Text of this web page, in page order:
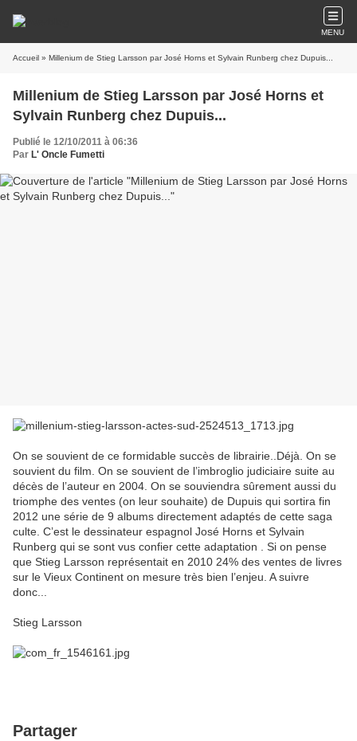
MENU
Accueil » Millenium de Stieg Larsson par José Horns et Sylvain Runberg chez Dupuis...
Millenium de Stieg Larsson par José Horns et
Sylvain Runberg chez Dupuis...
Publié le 12/10/2011 à 06:36
Par L' Oncle Fumetti
On se souvient de ce formidable succès de librairie..Déjà. On se
souvient du film. On se souvient de l’imbroglio judiciaire suite au
décès de l’auteur en 2004. On se souviendra sûrement aussi du
triomphe des ventes (on leur souhaite) de Dupuis qui sortira fin
2012 une série de 9 albums directement adaptés de cette saga
culte. C’est le dessinateur espagnol José Horns et Sylvain
Runberg qui se sont vus confier cette adaptation . Si on pense
que Stieg Larsson représentait en 2010 24% des ventes de livres
sur le Vieux Continent on mesure très bien l’enjeu. A suivre
donc...
Stieg Larsson
Partager